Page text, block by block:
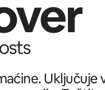
Uključuje